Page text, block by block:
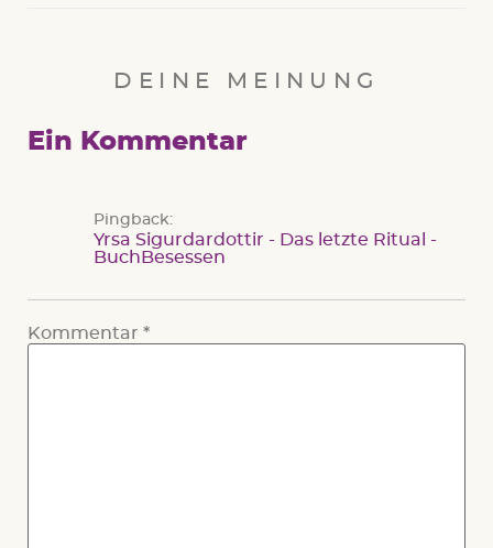
DEINE MEINUNG
Ein Kommentar
Pingback:
Yrsa Sigurdardottir - Das letzte Ritual -
BuchBesessen
Kommentar *